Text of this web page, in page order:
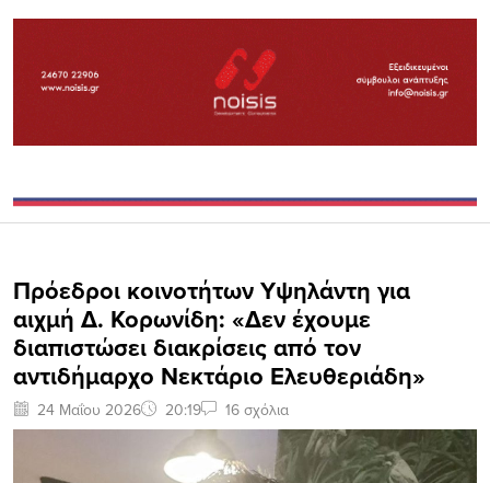
Πρόεδροι κοινοτήτων Υψηλάντη για
αιχμή Δ. Κορωνίδη: «Δεν έχουμε
διαπιστώσει διακρίσεις από τον
αντιδήμαρχο Νεκτάριο Ελευθεριάδη»
24 Μαΐου 2026 20:19 16 σχόλια